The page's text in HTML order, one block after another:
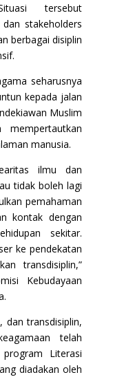
tersebut
stakeholders
berbagai disiplin
seharusnya
kepada jalan
Muslim
manusia.
ilmu dan
tidak boleh lagi
pemahaman
kontak dengan
sekitar.
ke pendekatan
transdisiplin,”
Kebudayaan
dan transdisiplin,
telah
Literasi
diadakan oleh